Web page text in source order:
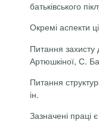
батьківського
Окремі аспекти
Питання захисту
Артюшкіної, С.
Питання
ін.
Зазначені праці